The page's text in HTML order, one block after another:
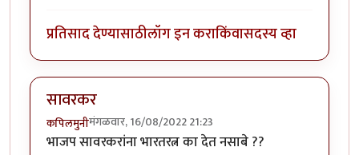
प्रतिसाद देण्यासाठीलॉग इन कराकिंवासदस्य व्हा
सावरकर
कपिलमुनीमंगळवार, 16/08/2022 21:23
भाजप सावरकरांना भारतरत्न का देत नसाबे ??